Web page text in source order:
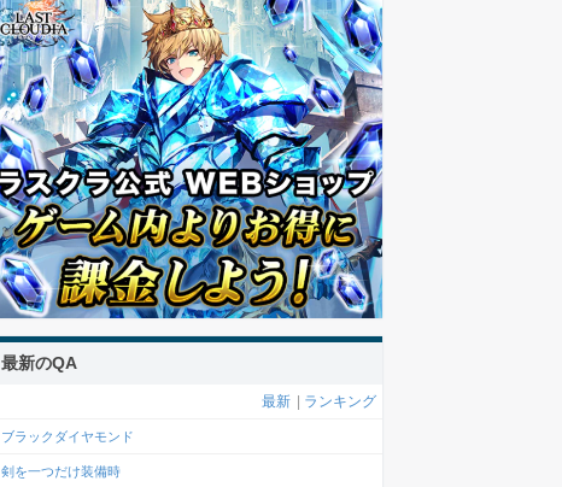
最新のQA
最新 | ランキング
ブラックダイヤモンド
剣を一つだけ装備時